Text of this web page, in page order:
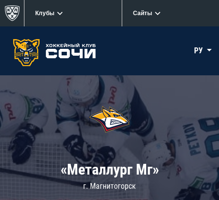
Клубы Сайты
РУ
«Металлург Мг»
г. Магнитогорск